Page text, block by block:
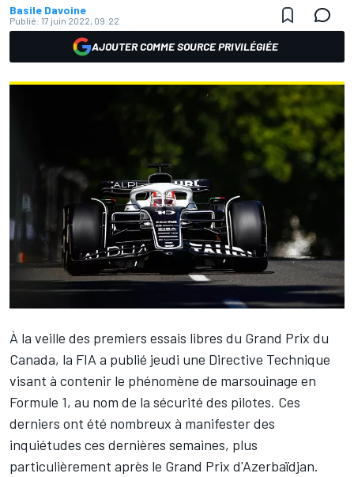
Basile Davoine
Publié: 17 juin 2022, 09:22
AJOUTER COMME SOURCE PRIVILÉGIÉE
À la veille des premiers essais libres du Grand Prix du
Canada, la FIA a publié jeudi une Directive Technique
visant à contenir le phénomène de marsouinage en
Formule 1, au nom de la sécurité des pilotes. Ces
derniers ont été nombreux à manifester des
inquiétudes ces dernières semaines, plus
particulièrement après le Grand Prix d'Azerbaïdjan.